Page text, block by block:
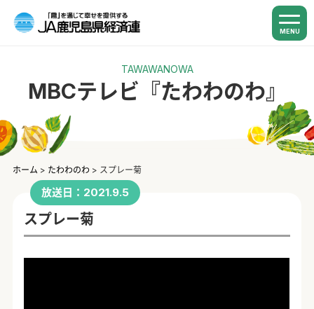
MENU
TAWAWANOWA
MBCテレビ『たわわのわ』
ホーム > たわわのわ > スプレー菊
放送日：2021.9.5
スプレー菊